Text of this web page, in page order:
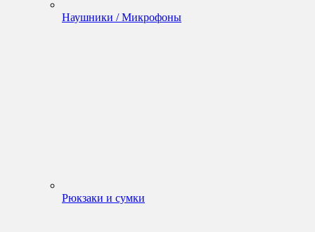
Наушники / Микрофоны
Рюкзаки и сумки